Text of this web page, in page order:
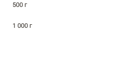
500 г
1 000 г